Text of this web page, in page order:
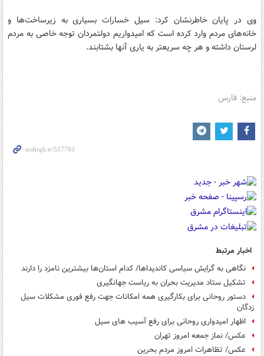
وی در پایان خاطرنشان کرد:‌ سیل خسارات بسیاری به زیرساخت‌ها و
خانه‌های مردم وارد کرده است که امیدواریم دولتمردان توجه خاصی به مردم
لرستان داشته و هر چه سریعتر به یاری آنها بشتابند.
منبع: فارس
اخبار مرتبط
نگاهی به گرایش سیاسی کاندیداها/ کدام استان‌ها بیشترین نامزد را دارند
تشکیل ستاد مدیریت بحران به‌ ریاست جهانگیری
دستور روحانی برای بکارگیری همه امکانات جهت رفع فوری مشکلات سیل
زدگان
اظهار امیدواری روحانی برای رفع آسیب های سیل
عکس/ نماز جمعه امروز تهران
عکس/ تظاهرات امروز مردم بحرین